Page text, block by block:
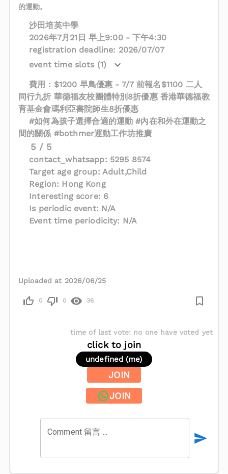
的運動。
沙田培英中學
2026年7月21日 早上9:00 - 下午4:30
registration deadline: 2026/07/07
event time slots (1)
費用：$1200 早鳥優惠 - 7/7 前報名$1100 二人
同行九折 華德福友校團體特別8折優惠 香港華德福教
育基金會瑪利亞書院師生8折優惠
#如何為孩子選擇合適的運動 #內在和外在運動之
間的關係 #bothmer運動工作坊推廣
5 / 5
contact_whatsapp: 5295 8574
Target age group: Adult,Child
Region: Hong Kong
Interesting score: 6
Is periodic event: N/A
Event time periodicity: N/A
Uploaded at 2026/06/25
0 0 36
time of last vote: no one have voted yet
click to join
undefined (me)
JOIN
JOIN
Comment 留言 ...